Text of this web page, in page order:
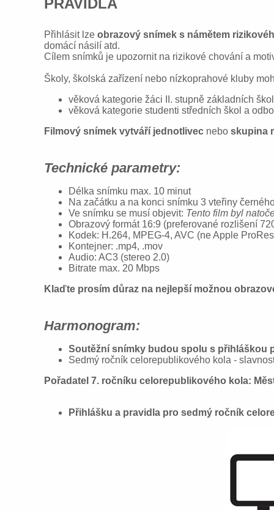
PRAVIDLA
Přihlásit lze obrazový snímek s námětem
domácí násilí atd.
Cílem snímků je upozornit na rizikové chování a
Školy, školská zařízení nebo nízkoprahové kluby
věková kategorie žáci II. stupně základních
věková kategorie studenti středních škol a
Filmový snímek vytváří jednotlivec nebo skupina
Technické parametry:
Délka snímku max. 10 minut
Na začátku a na konci snímku 3 vteřiny
Ve snímku se musí objevit: Tento film byl
Obrazový formát 16:9 (preferované rozlišení
Kodek: H.264, MPEG-4, AVC (ne Apple
Kontejner: .mp4, .mov
Audio: AC3 (stereo 2.0)
Bitrate max. 20 Mbps
Klaďte prosím důraz na nejlepší možnou
Harmonogram:
Soutěžní snímky budou spolu s přihláškou
Sedmý ročník celorepublikového kola -
Pořadatel 7. ročníku celorepublikového kola:
Přihlášku a pravidla pro sedmý ročník